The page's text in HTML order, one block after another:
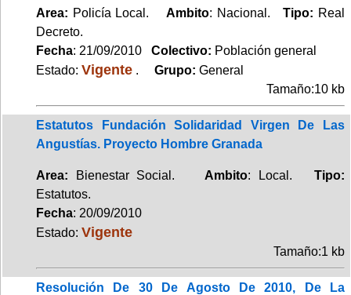
Area: Policía Local.Ambito: Nacional.Tipo: Real
Decreto.
Fecha: 21/09/2010 Colectivo: Población general
Estado: Vigente . Grupo: General
Tamaño:10 kb
Estatutos Fundación Solidaridad Virgen De Las
Angustías. Proyecto Hombre Granada
Area: Bienestar Social. Ambito: Local. Tipo:
Estatutos.
Fecha: 20/09/2010
Estado: Vigente
Tamaño:1 kb
Resolución De 30 De Agosto De 2010, De La